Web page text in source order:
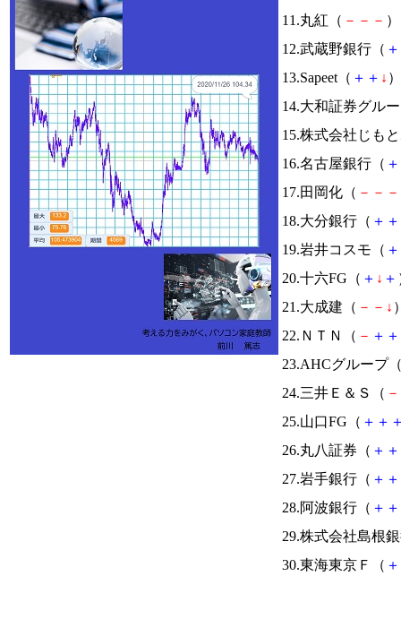
11.丸紅（ － － －
12.武蔵野銀行（ ＋
13.Sapeet（ ＋ ＋ ↓
14.大和証券グル
15.株式会社じも
16.名古屋銀行（ ＋
17.田岡化（ － － －
18.大分銀行（ ＋ ＋
19.岩井コスモ（ ＋
20.十六FG（ ＋ ↓ ＋
21.大成建（ － － ↓
22.ＮＴＮ（ － ＋ ＋
23.AHCグループ
24.三井Ｅ＆Ｓ（ －
25.山口FG（ ＋ ＋
26.丸八証券（ ＋ ＋
27.岩手銀行（ ＋ ＋
28.阿波銀行（ ＋ ＋
29.株式会社島根
30.東海東京Ｆ（ ＋